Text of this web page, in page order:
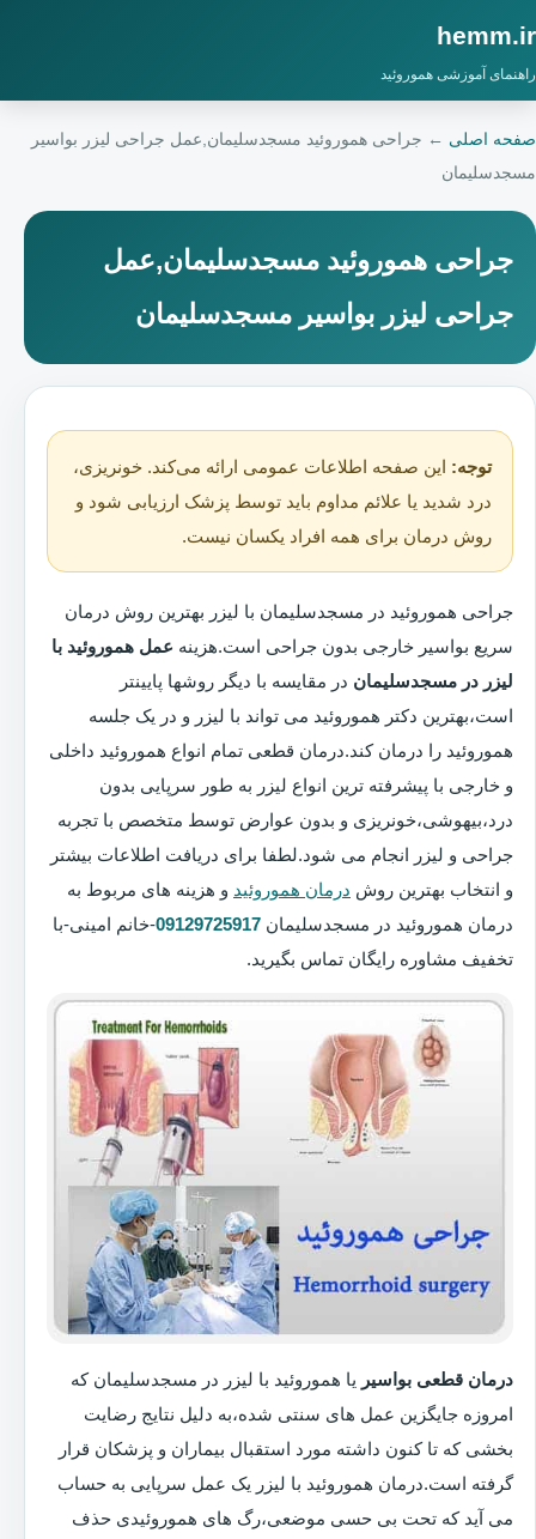
hemm.ir
راهنمای آموزشی هموروئید
صفحه اصلی ← جراحی هموروئید مسجدسلیمان,عمل جراحی لیزر بواسیر
مسجدسلیمان
جراحی هموروئید مسجدسلیمان,عمل
جراحی لیزر بواسیر مسجدسلیمان
توجه: این صفحه اطلاعات عمومی ارائه می‌کند. خونریزی،
درد شدید یا علائم مداوم باید توسط پزشک ارزیابی شود و
روش درمان برای همه افراد یکسان نیست.
جراحی هموروئید در مسجدسلیمان با لیزر بهترین روش درمان
سریع بواسیر خارجی بدون جراحی است.هزینه عمل هموروئید با
لیزر در مسجدسلیمان در مقایسه با دیگر روشها پایینتر
است،بهترین دکتر هموروئید می تواند با لیزر و در یک جلسه
هموروئید را درمان کند.درمان قطعی تمام انواع هموروئید داخلی
و خارجی با پیشرفته ترین انواع لیزر به طور سرپایی بدون
درد،بیهوشی،خونریزی و بدون عوارض توسط متخصص با تجربه
جراحی و لیزر انجام می شود.لطفا برای دریافت اطلاعات بیشتر
و انتخاب بهترین روش درمان هموروئید و هزینه های مربوط به
درمان هموروئید در مسجدسلیمان 09129725917-خانم امینی-با
تخفیف مشاوره رایگان تماس بگیرید.
درمان قطعی بواسیر یا هموروئید با لیزر در مسجدسلیمان که
امروزه جایگزین عمل های سنتی شده،به دلیل نتایج رضایت
بخشی که تا کنون داشته مورد استقبال بیماران و پزشکان قرار
گرفته است.درمان هموروئید با لیزر یک عمل سرپایی به حساب
می آید که تحت بی حسی موضعی،رگ های هموروئیدی حذف